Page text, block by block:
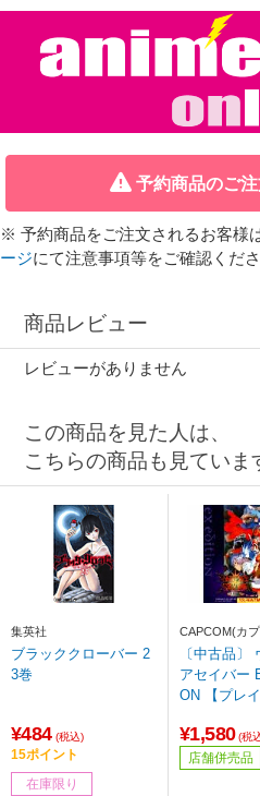
予約商品のご
※ 予約商品をご注文されるお客様
ージにて注意事項等をご確認くださ
商品レビュー
レビューがありません
この商品を見た人は、
こちらの商品も見ていま
集英社
ブラッククローバー 2
3巻
¥484 (税込)
15ポイント
在庫限り
CAPCOM(カ
〔中古品〕
アセイバー
ON 【プレイ
¥1,580 (税
店舗併売品